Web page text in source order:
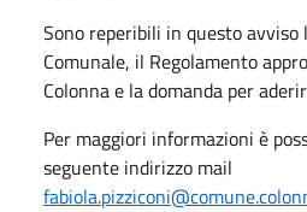
Sono reperibili in questo avviso
Comunale, il Regolamento
Colonna e la domanda per
Per maggiori informazioni è
seguente indirizzo mail